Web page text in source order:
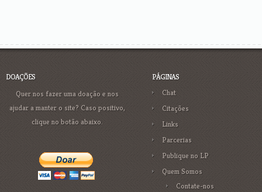
DOAÇÕES
Quer nos fazer uma doação e nos
ajudar a manter o site? Caso positivo,
clique no botão abaixo.
PÁGINAS
Chat
Citações
Links
Parcerias
Publique no LP
Quem Somos
Contate-nos